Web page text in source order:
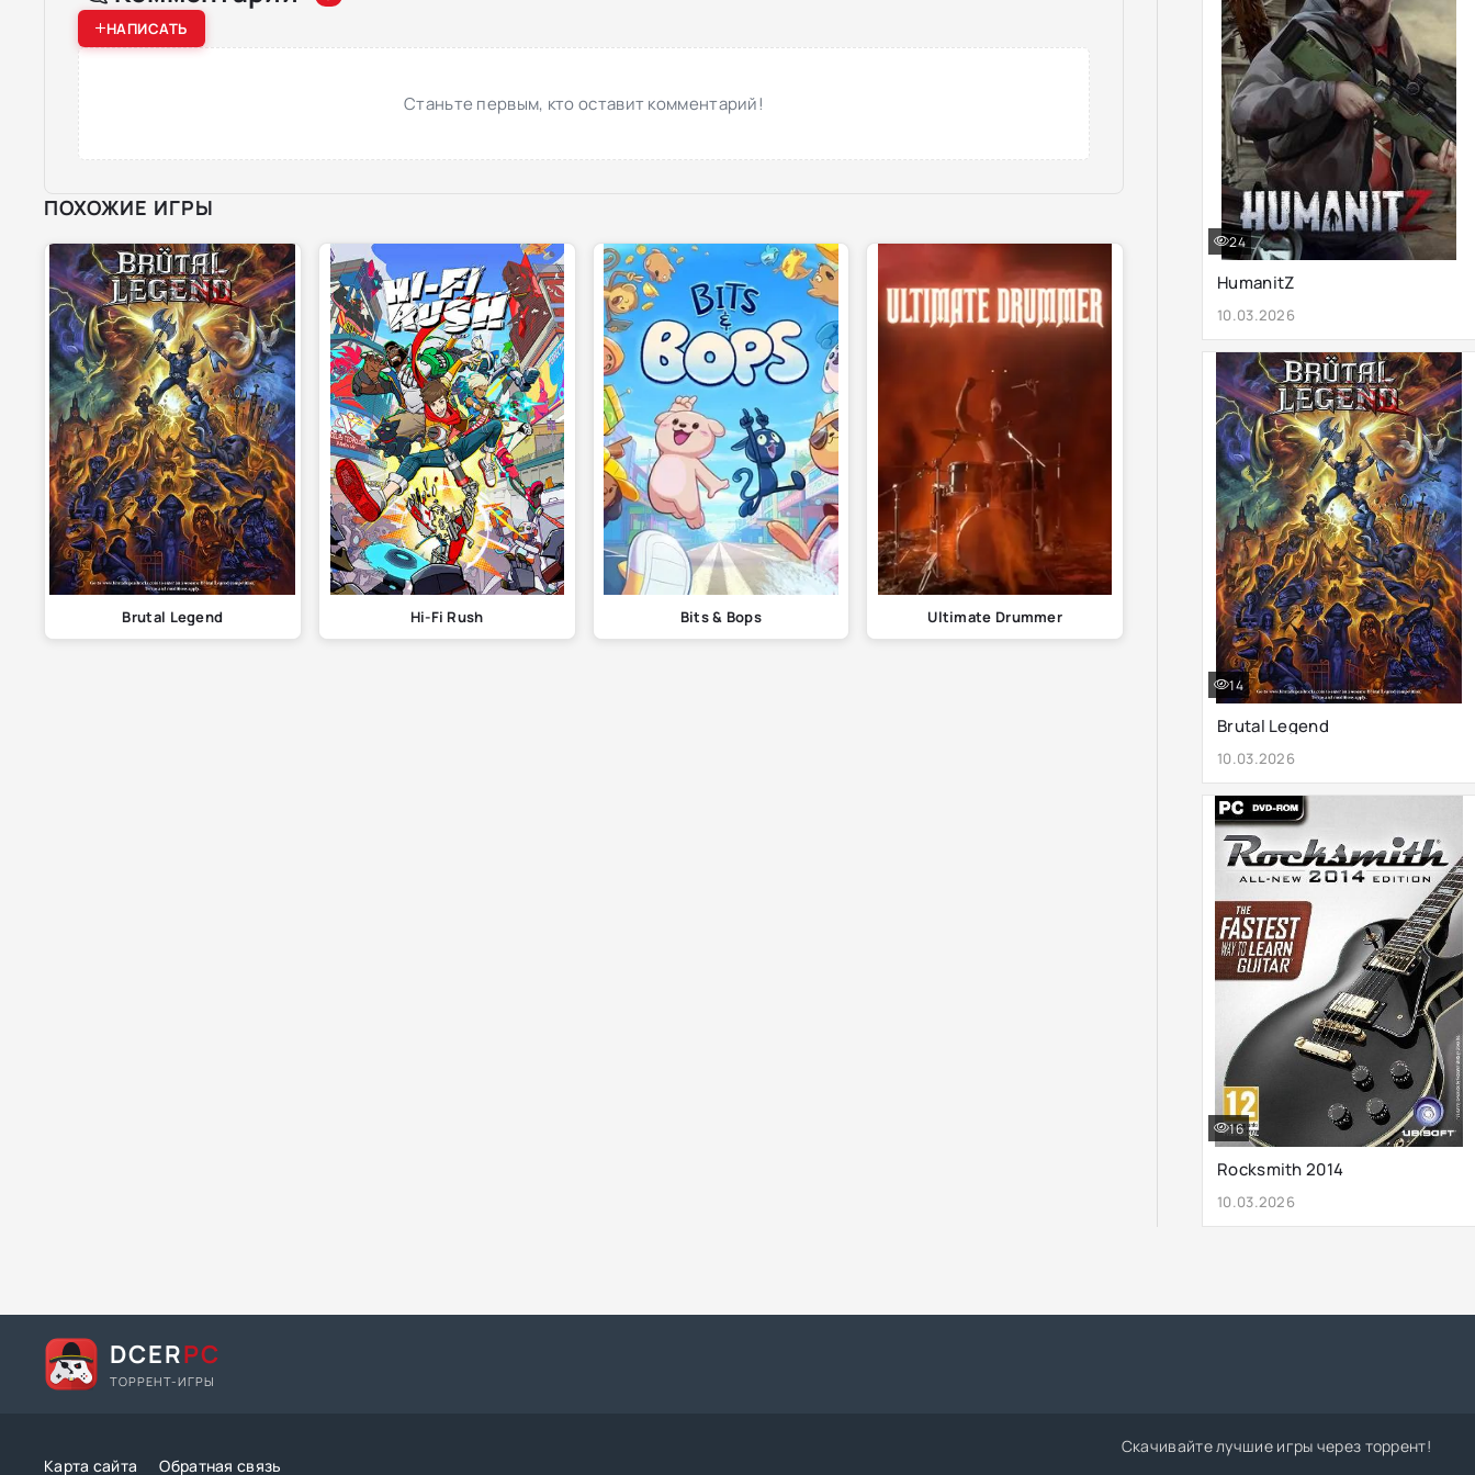
НАПИСАТЬ
Станьте первым, кто оставит комментарий!
ПОХОЖИЕ ИГРЫ
Brutal Legend Hi-Fi Rush Bits & Bops Ultimate Drummer
HumanitZ
10.03.2026
24
Brutal Legend
10.03.2026
14
Rocksmith 2014
10.03.2026
16
DCERPC
ТОРРЕНТ-ИГРЫ
Карта сайта Обратная связь
Скачивайте лучшие игры через торрент!